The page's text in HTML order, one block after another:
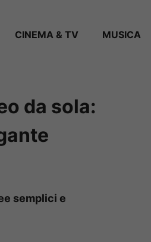
CINEMA & TV MUSICA
da sola:
semplici e